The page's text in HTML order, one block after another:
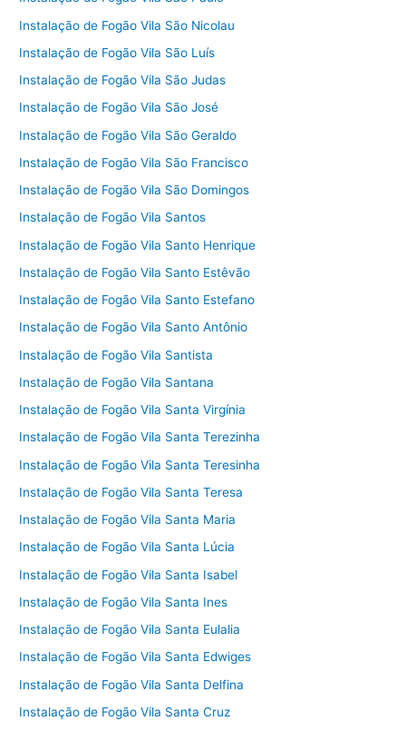
Instalação de Fogão Vila São Nicolau
Instalação de Fogão Vila São Luís
Instalação de Fogão Vila São Judas
Instalação de Fogão Vila São José
Instalação de Fogão Vila São Geraldo
Instalação de Fogão Vila São Francisco
Instalação de Fogão Vila São Domingos
Instalação de Fogão Vila Santos
Instalação de Fogão Vila Santo Henrique
Instalação de Fogão Vila Santo Estêvão
Instalação de Fogão Vila Santo Estefano
Instalação de Fogão Vila Santo Antônio
Instalação de Fogão Vila Santista
Instalação de Fogão Vila Santana
Instalação de Fogão Vila Santa Virgínia
Instalação de Fogão Vila Santa Terezinha
Instalação de Fogão Vila Santa Teresinha
Instalação de Fogão Vila Santa Teresa
Instalação de Fogão Vila Santa Maria
Instalação de Fogão Vila Santa Lúcia
Instalação de Fogão Vila Santa Isabel
Instalação de Fogão Vila Santa Ines
Instalação de Fogão Vila Santa Eulalia
Instalação de Fogão Vila Santa Edwiges
Instalação de Fogão Vila Santa Delfina
Instalação de Fogão Vila Santa Cruz